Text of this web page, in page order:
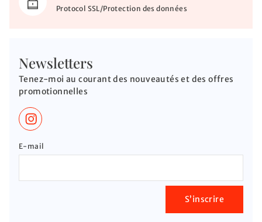
Protocol SSL/Protection des données
Newsletters
Tenez-moi au courant des nouveautés et des offres
promotionnelles
E-mail
S’inscrire